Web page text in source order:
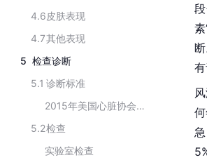
4.6皮肤表现
4.7其他表现
5 检查诊断
5.1 诊断标准
2015年美国心脏协会修订的Jones诊断标准
5.2检查
实验室检查
素